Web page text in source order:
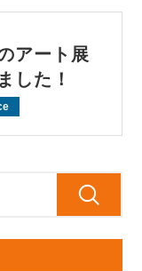
アート展
した！